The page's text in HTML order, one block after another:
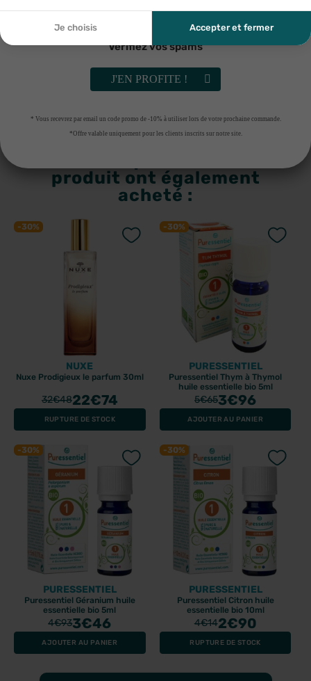
Composition
Fabriquant
produit ont également
acheté :
-30%
NUXE
Nuxe Prodigieux le parfum 30ml
32€4822€74
RUPTURE DE STOCK
-30%
PURESSENTIEL
Puressentiel Thym à Thymol
huile essentielle bio 5ml
5€653€96
AJOUTER AU PANIER
-30%
PURESSENTIEL
Puressentiel Géranium huile
essentielle bio 5ml
4€933€46
AJOUTER AU PANIER
-30%
PURESSENTIEL
Puressentiel Citron huile
essentielle bio 10ml
4€142€90
RUPTURE DE STOCK
Je choisis Accepter et fermer
découler. Vous référer à la politique de confidentialité.
Vérifiez vos spams
J'EN PROFITE !
* Vous recevrez par email un code promo de -10% à utiliser lors de votre prochaine commande.
*Offre valable uniquement pour les clients inscrits sur notre site.